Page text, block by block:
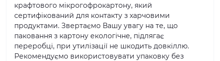
крафтового мікрогофрокартону, який
сертифікований для контакту з харчовими
продуктами. Звертаємо Вашу увагу на те, що
паковання з картону екологічне, підлягає
переробці, при утилізації не шкодить довкіллю.
Рекомендуємо використовувати упаковку без